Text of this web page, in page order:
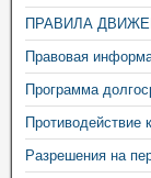
ПРАВИЛА
Правовая
Программа
Противодействие
Разрешения на